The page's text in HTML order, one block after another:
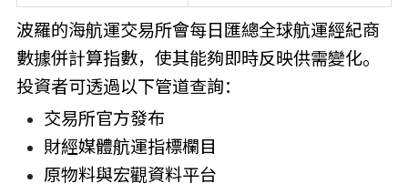
波羅的海航運交易所會每日匯總全球航運經紀商
數據併計算指數，使其能夠即時反映供需變化。
投資者可透過以下管道查詢：
交易所官方發布
財經媒體航運指標欄目
原物料與宏觀資料平台